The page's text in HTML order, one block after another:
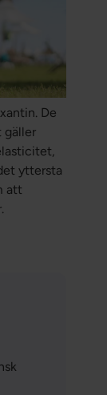
De
gäller
yttersta
att